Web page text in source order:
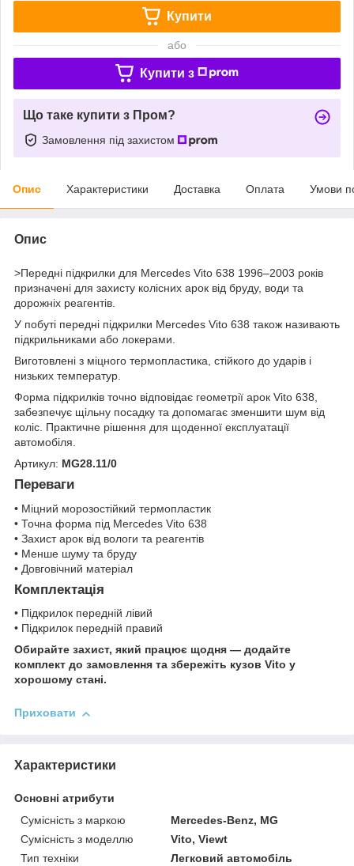
Купити
або
Купити з
Що таке купити з Пром?
Замовлення під захистом
Опис Характеристики Доставка Оплата Умови
Опис
>Передні підкрилки для Mercedes Vito 638 1996–2003 років
призначені для захисту колісних арок від бруду, води та
дорожніх реагентів.
У побуті передні підкрилки Mercedes Vito 638 також називають
підкрильниками або локерами.
Виготовлені з міцного термопластика, стійкого до ударів і
низьких температур.
Форма підкрилків точно відповідає геометрії арок Vito 638,
забезпечує щільну посадку та допомагає зменшити шум від
коліс. Практичне рішення для щоденної експлуатації
автомобіля.
Артикул: MG28.11/0
Переваги
• Міцний морозостійкий термопластик
• Точна форма під Mercedes Vito 638
• Захист арок від вологи та реагентів
• Менше шуму та бруду
• Довговічний матеріал
Комплектація
• Підкрилок передній лівий
• Підкрилок передній правий
Обирайте захист, який працює щодня — додайте
комплект до замовлення та збережіть кузов Vito у
хорошому стані.
Приховати
Характеристики
Основні атрибути
Сумісність з маркою
Mercedes-Benz, MG
Сумісність з моделлю
Vito, Viewt
Тип техніки
Легковий автомобіль